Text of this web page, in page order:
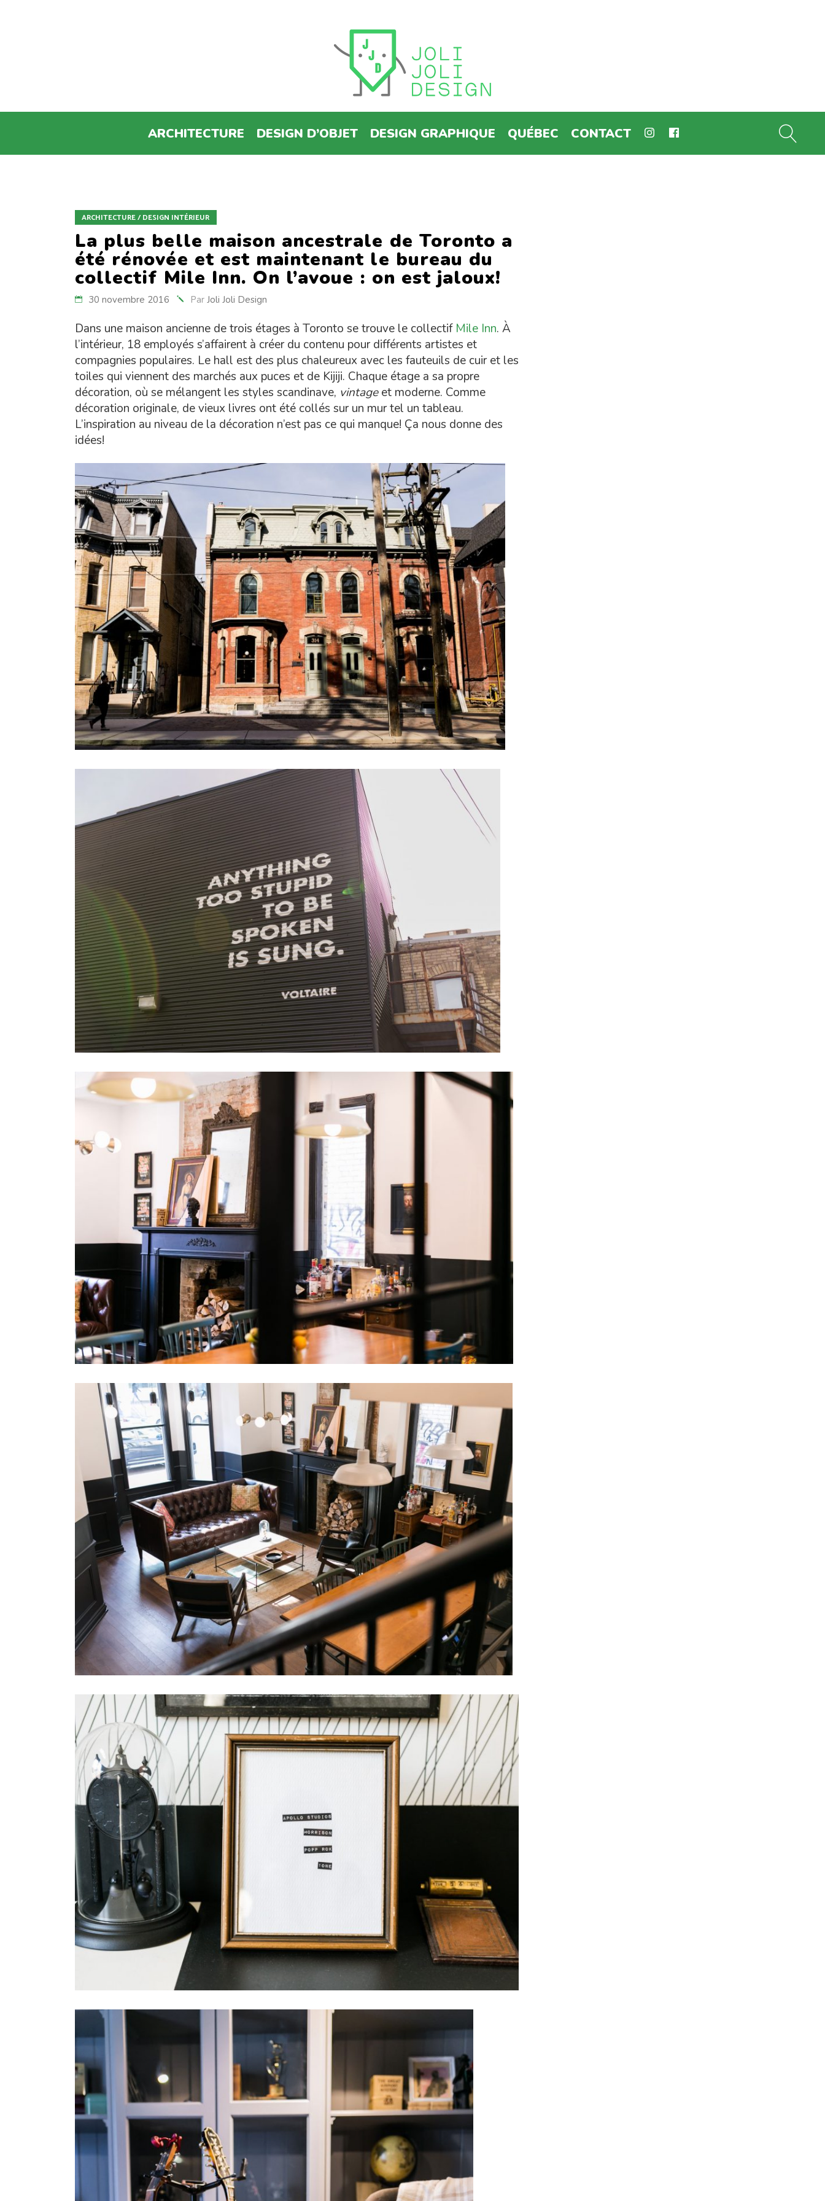
ARCHITECTURE DESIGN D’OBJET DESIGN GRAPHIQUE QUÉBEC CONTACT
ARCHITECTURE / DESIGN INTÉRIEUR
La plus belle maison ancestrale de Toronto a
été rénovée et est maintenant le bureau du
collectif Mile Inn. On l’avoue : on est jaloux!
30 novembre 2016 Par Joli Joli Design
Dans une maison ancienne de trois étages à Toronto se trouve le collectif Mile Inn. À
l’intérieur, 18 employés s’affairent à créer du contenu pour différents artistes et
compagnies populaires. Le hall est des plus chaleureux avec les fauteuils de cuir et les
toiles qui viennent des marchés aux puces et de Kijiji. Chaque étage a sa propre
décoration, où se mélangent les styles scandinave, vintageet moderne. Comme
décoration originale, de vieux livres ont été collés sur un mur tel un tableau.
L’inspiration au niveau de la décoration n’est pas ce qui manque! Ça nous donne des
idées!